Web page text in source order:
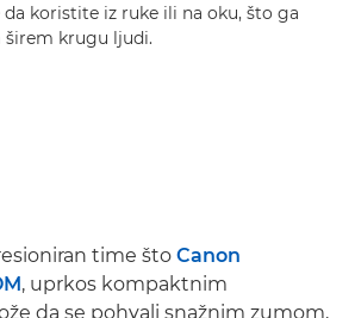
koristite iz ruke ili na oku, što ga
krugu ljudi.
time što Canon
, uprkos kompaktnim
da se pohvali snažnim zumom,